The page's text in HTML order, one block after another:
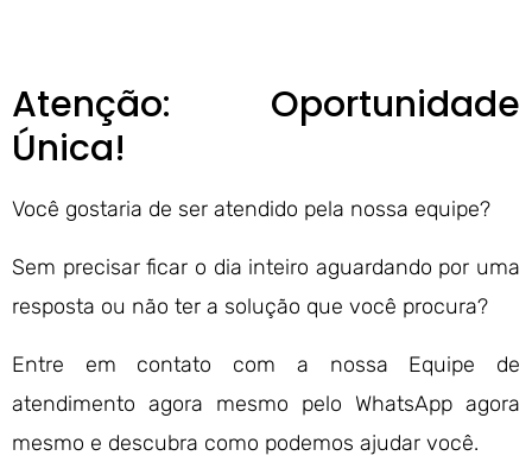
Atenção: Oportunidade
Única!
Você gostaria de ser atendido pela nossa equipe?
Sem precisar ficar o dia inteiro aguardando por uma
resposta ou não ter a solução que você procura?
Entre em contato com a nossa Equipe de
atendimento agora mesmo pelo WhatsApp agora
mesmo e descubra como podemos ajudar você.